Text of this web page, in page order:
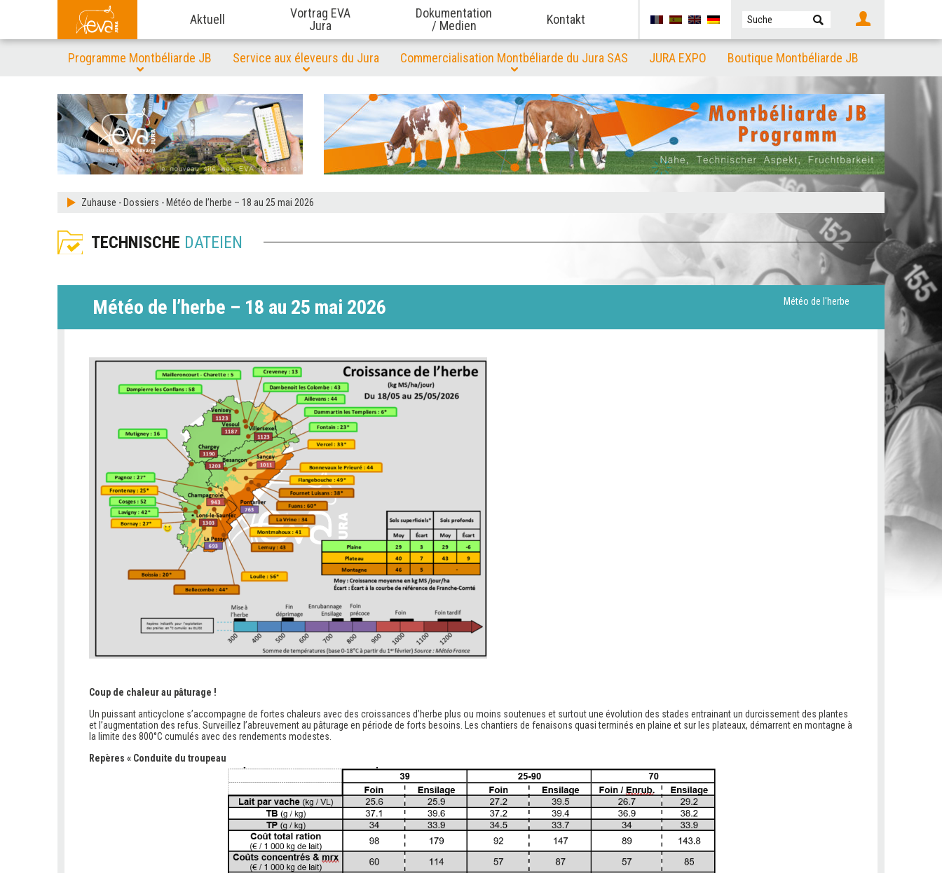
Aktuell
Vortrag EVA
Jura
Dokumentation
/ Medien
Kontakt
Programme Montbéliarde JB Service aux éleveurs du Jura Commercialisation Montbéliarde du Jura SAS JURA EXPO Boutique Montbéliarde JB
Zuhause - Dossiers - Météo de l’herbe – 18 au 25 mai 2026
TECHNISCHE DATEIEN
Météo de l’herbe – 18 au 25 mai 2026 Météo de l'herbe
Coup de chaleur au pâturage !
Un puissant anticyclone s’accompagne de fortes chaleurs avec des croissances d’herbe plus ou moins soutenues et surtout une évolution des stades entrainant un durcissement des plantes
et l’augmentation des refus. Surveillez l’abreuvement au pâturage en période de forts besoins. Les chantiers de fenaisons quasi terminés en plaine et sur les plateaux, démarrent en montagne à
la limite des 800°C cumulés avec des rendements modestes.
Repères « Conduite du troupeau